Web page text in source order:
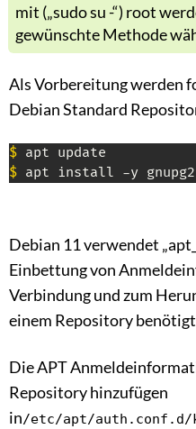
mit („sudo su -“) root
gewünschte Methode
Als Vorbereitung werden
Debian Standard
$
$ apt install -y
Debian 11 verwendet
Einbettung von
Verbindung und zum
einem Repository
Die APT
Repository hinzufügen
in/etc/apt/auth.conf.d/